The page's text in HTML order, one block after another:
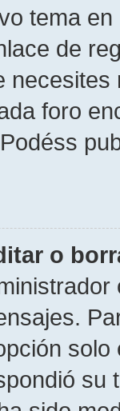
tema
de
foro
o